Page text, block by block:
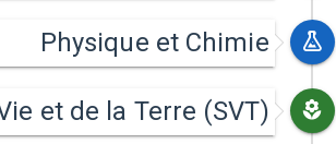
Physique et Chimie
et de la Terre (SVT)